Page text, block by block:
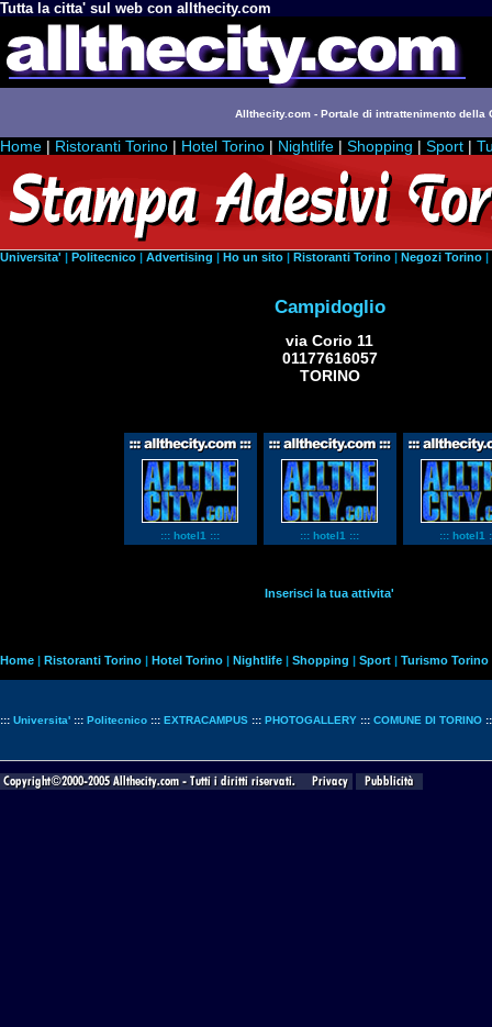
Tutta la citta' sul web con allthecity.com
Allthecity.com - Portale di intrattenimento della
Home | Ristoranti Torino | Hotel Torino | Nightlife | Shopping | Sport |
Universita' | Politecnico | Advertising | Ho un sito | Ristoranti Torino | Negozi Torino |
Campidoglio
via Corio 11
01177616057
TORINO
::: hotel1 ::: ::: hotel1 ::: ::: hotel1
Inserisci la tua attivita'
Home | Ristoranti Torino | Hotel Torino | Nightlife | Shopping | Sport | Turismo Torino
::: Universita' ::: Politecnico ::: EXTRACAMPUS ::: PHOTOGALLERY ::: COMUNE DI TORINO